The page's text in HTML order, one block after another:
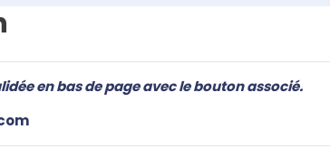
en bas de page avec le bouton associé.